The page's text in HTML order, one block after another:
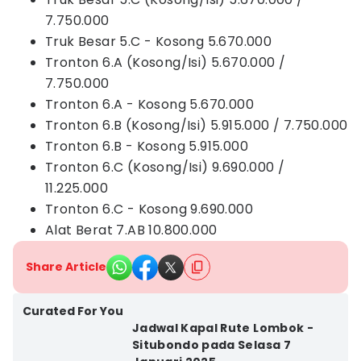
7.750.000
Truk Besar 5.C - Kosong 5.670.000
Tronton 6.A (Kosong/Isi) 5.670.000 /
7.750.000
Tronton 6.A - Kosong 5.670.000
Tronton 6.B (Kosong/Isi) 5.915.000 / 7.750.000
Tronton 6.B - Kosong 5.915.000
Tronton 6.C (Kosong/Isi) 9.690.000 /
11.225.000
Tronton 6.C - Kosong 9.690.000
Alat Berat 7.AB 10.800.000
Share Article
Curated For You
Jadwal Kapal Rute Lombok -
Situbondo pada Selasa 7